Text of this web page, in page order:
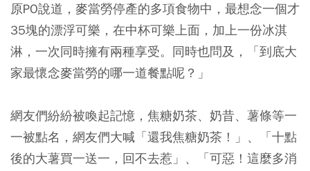
原PO說道，麥當勞停產的多項食物中，最想念一個才
35塊的漂浮可樂，在中杯可樂上面，加上一份冰淇
淋，一次同時擁有兩種享受。同時也問及，「到底大
家最懷念麥當勞的哪一道餐點呢？」
網友們紛紛被喚起記憶，焦糖奶茶、奶昔、薯條等一
一被點名，網友們大喊「還我焦糖奶茶！」、「十點
後的大薯買一送一，回不去惹」、「可惡！這麼多消